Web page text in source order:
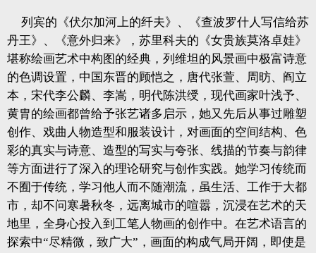
列宾的《伏尔加河上的纤夫》、《查波罗什人写信给苏
丹王》、《意外归来》，苏里科夫的《女贵族莫洛卓娃》
堪称绘画艺术中构图的经典，列维坦的风景画中极富诗意
的色调设置，中国东晋的顾恺之，唐代张萱、周昉、阎立
本，宋代李公麟、李嵩，明代陈洪绶，现代画家叶浅予、
黄胄的绘画都曾给予张艺诸多启示，她又先后从事过雕塑
创作、戏曲人物造型和服装设计，对画面的空间结构、色
彩的真实与诗意、造型的写实与夸张、线描的节奏与韵律
等方面进行了深入的理论研究与创作实践。她学习传统而
不囿于传统，学习他人而不随潮流，虽生活、工作于大都
市，却不问寒暑秋冬，远离城市的喧嚣，沉浸在艺术的天
地里，全身心投入到工笔人物画的创作中。在艺术语言的
探索中“尽精微，致广大”，画面的构成气局开阔，即使是